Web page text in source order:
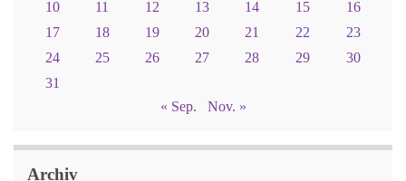
10
11 12 13 14 15
16
17
18 19 20 21 22
23
24
25 26 27 28 29
30
31
« Sep.
Nov. »
Archiv